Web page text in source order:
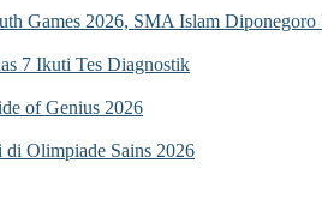
Games 2026, SMA Islam Diponegoro
7 Ikuti Tes Diagnostik
of Genius 2026
di Olimpiade Sains 2026